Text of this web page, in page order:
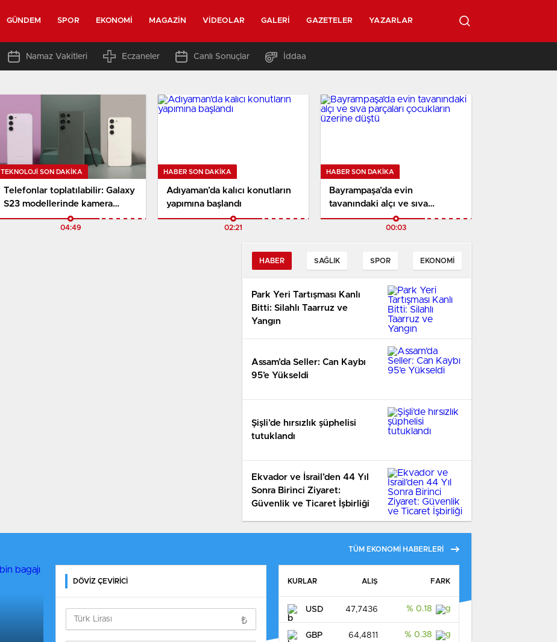
GÜNDEM SPOR EKONOMI MAGAZIN VIDEOLAR GALERI GAZETELER YAZARLAR
Namaz Vakitleri Eczaneler Canlı Sonuçlar İddaa
TEKNOLOJI SON DAKİKA
Telefonlar toplatılabilir: Galaxy
S23 modellerinde kamera
sorunu var
04:49
HABER SON DAKİKA
Adıyaman’da kalıcı konutların
yapımına başlandı
02:21
HABER SON DAKİKA
Bayrampaşa’da evin
tavanındaki alçı ve sıva
parçaları çocukların üzerine
00:03
HABER SAĞLIK SPOR EKONOMI
Park Yeri Tartışması Kanlı
Bitti: Silahlı Taarruz ve
Yangın
Assam’da Seller: Can Kaybı
95’e Yükseldi
Şişli’de hırsızlık şüphelisi
tutuklandı
Ekvador ve İsrail’den 44 Yıl
Sonra Birinci Ziyaret:
Güvenlik ve Ticaret İşbirliği
TÜM EKONOMİ HABERLERİ
DÖVİZ ÇEVİRİCİ
₺
KURLAR ALIŞ FARK
USD 47,7436 % 0.18
GBP 64,4811 % 0.38